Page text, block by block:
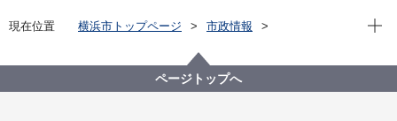
現在位置 横浜市トップページ
市政情報
地域まちづくり推進条例施行20周年記念トークイベン
ト「市民とともに歩んだ20年、これからのまちづくり
現在
ページトップへ